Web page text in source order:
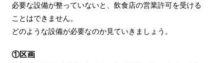
必要な設備が整っていないと、飲食店の営業許可を受ける
ことはできません。
どのような設備が必要なのか見ていきましょう。
①区画